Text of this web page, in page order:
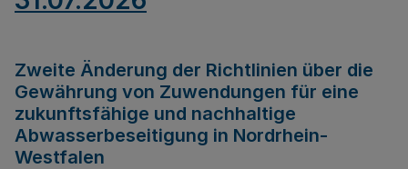
Zweite Änderung der Richtlinien über die
Gewährung von Zuwendungen für eine
zukunftsfähige und nachhaltige
Abwasserbeseitigung in Nordrhein-
Westfalen